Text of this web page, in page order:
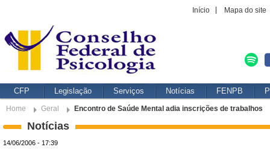
Início Mapa do site
CFP Legislação Serviços Notícias FENPB
Home Geral Encontro de Saúde Mental adia inscrições de trabalhos
Notícias
14/06/2006 - 17:39